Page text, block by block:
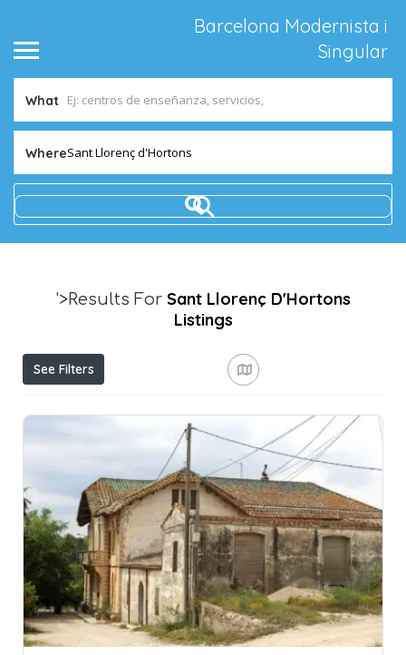
Barcelona Modernista i
Singular
What
WhereSant Llorenç d'Hortons
'>Results For Sant Llorenç D'Hortons
Listings
See Filters